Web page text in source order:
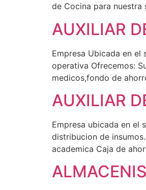
de Cocina para
AUXILIAR
Empresa Ubicada en el
operativa Ofrecemos:
medicos,fondo de
AUXILIAR
Empresa ubicada en el
distribucion de
academica Caja de